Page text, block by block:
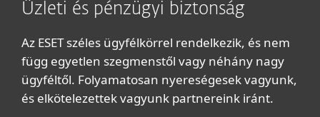
Üzleti és pénzügyi biztonság
Az ESET széles ügyfélkörrel rendelkezik, és nem
függ egyetlen szegmenstől vagy néhány nagy
ügyféltől. Folyamatosan nyereségesek vagyunk,
és elkötelezettek vagyunk partnereink iránt.